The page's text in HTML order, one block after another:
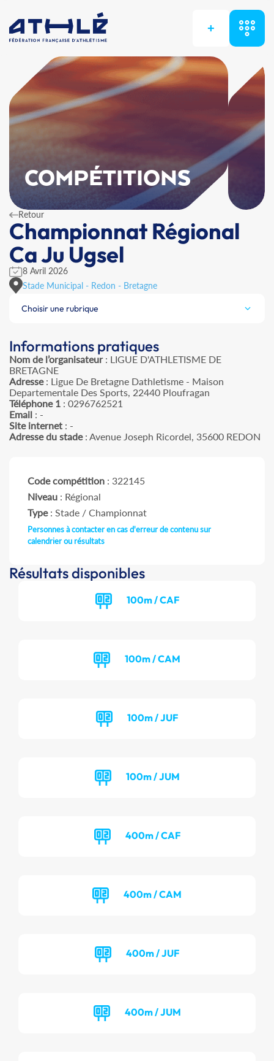
+
COMPÉTITIONS
Retour
Championnat Régional
Ca Ju Ugsel
8 Avril 2026
Stade Municipal - Redon - Bretagne
Choisir une rubrique
Informations pratiques
Nom de l’organisateur: LIGUE D'ATHLETISME DE
BRETAGNE
Adresse: Ligue De Bretagne Dathletisme - Maison
Departementale Des Sports, 22440 Ploufragan
Téléphone 1 : 0296762521
Email : -
Site internet : -
Adresse du stade: Avenue Joseph Ricordel, 35600 REDON
Code compétition : 322145
Niveau : Régional
Type: Stade / Championnat
Personnes à contacter en cas d'erreur de contenu sur
calendrier ou résultats
Résultats disponibles
100m / CAF
100m / CAM
100m / JUF
100m / JUM
400m / CAF
400m / CAM
400m / JUF
400m / JUM